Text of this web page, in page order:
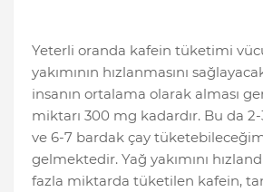
Yeterli oranda kafein tüketimi
yakımının hızlanmasını
insanın ortalama olarak alması
miktarı 300 mg kadardır. Bu da
ve 6-7 bardak çay
gelmektedir. Yağ yakımını
fazla miktarda tüketilen kafein,